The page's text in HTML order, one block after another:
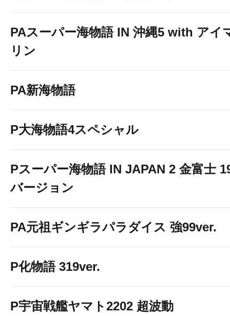
PAスーパー海物語 IN 沖縄5 with アイ
リン
PA新海物語
P大海物語4スペシャル
Pスーパー海物語 IN JAPAN 2 金富士
バージョン
PA元祖ギンギラパラダイス 強99ver.
P化物語 319ver.
P宇宙戦艦ヤマト2202 超波動